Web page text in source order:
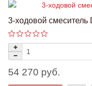
3-ходовой
54 270 руб.